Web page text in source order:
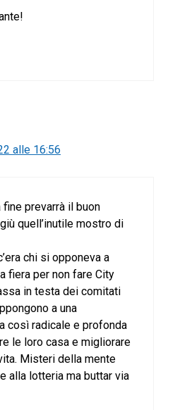
alle 16:56
prevarrà il buon
quell’inutile mostro di
chi si opponeva a
fiera per non fare City
in testa dei comitati
a una
così radicale e profonda
le loro casa e migliorare
Misteri della mente
alla lotteria ma buttar via